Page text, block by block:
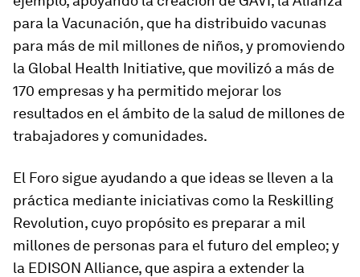
para la Vacunación, que ha distribuido vacunas
para más de mil millones de niños, y promoviendo
la Global Health Initiative, que movilizó a más de
170 empresas y ha permitido mejorar los
resultados en el ámbito de la salud de millones de
trabajadores y comunidades.
El Foro sigue ayudando a que ideas se lleven a la
práctica mediante iniciativas como la Reskilling
Revolution, cuyo propósito es preparar a mil
millones de personas para el futuro del empleo; y
la EDISON Alliance, que aspira a extender la